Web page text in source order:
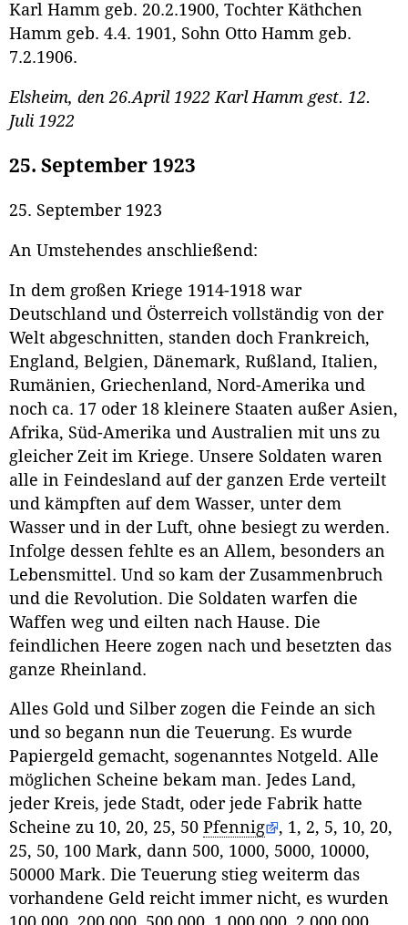
Karl Hamm geb. 20.2.1900, Tochter Käthchen
Hamm geb. 4.4. 1901, Sohn Otto Hamm geb.
7.2.1906.
Elsheim, den 26.April 1922 Karl Hamm gest. 12.
Juli 1922
25. September 1923
25. September 1923
An Umstehendes anschließend:
In dem großen Kriege 1914-1918 war
Deutschland und Österreich vollständig von der
Welt abgeschnitten, standen doch Frankreich,
England, Belgien, Dänemark, Rußland, Italien,
Rumänien, Griechenland, Nord-Amerika und
noch ca. 17 oder 18 kleinere Staaten außer Asien,
Afrika, Süd-Amerika und Australien mit uns zu
gleicher Zeit im Kriege. Unsere Soldaten waren
alle in Feindesland auf der ganzen Erde verteilt
und kämpften auf dem Wasser, unter dem
Wasser und in der Luft, ohne besiegt zu werden.
Infolge dessen fehlte es an Allem, besonders an
Lebensmittel. Und so kam der Zusammenbruch
und die Revolution. Die Soldaten warfen die
Waffen weg und eilten nach Hause. Die
feindlichen Heere zogen nach und besetzten das
ganze Rheinland.
Alles Gold und Silber zogen die Feinde an sich
und so begann nun die Teuerung. Es wurde
Papiergeld gemacht, sogenanntes Notgeld. Alle
möglichen Scheine bekam man. Jedes Land,
jeder Kreis, jede Stadt, oder jede Fabrik hatte
Scheine zu 10, 20, 25, 50 Pfennig
, 1, 2, 5, 10, 20,
25, 50, 100 Mark, dann 500, 1000, 5000, 10000,
50000 Mark. Die Teuerung stieg weiterm das
vorhandene Geld reicht immer nicht, es wurden